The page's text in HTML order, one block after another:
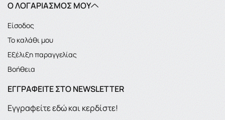
Ο ΛΟΓΑΡΙΑΣΜΌΣ ΜΟΥ
Είσοδος
Το καλάθι μου
Εξέλιξη παραγγελίας
Βοήθεια
ΕΓΓΡΑΦΕΊΤΕ ΣΤΟ NEWSLETTER
Εγγραφείτε εδώ και κερδίστε!